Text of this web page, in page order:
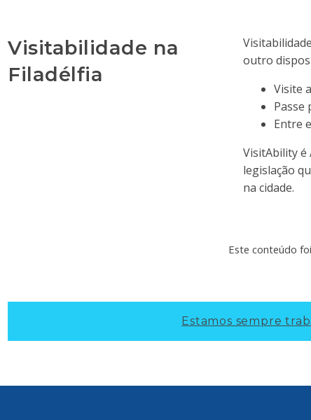
Visitabilidade na
Filadélfia
outro
Visite
Passe
Entre
VisitAbility é
legislação
na cidade.
Este conteúdo
Estamos sempre